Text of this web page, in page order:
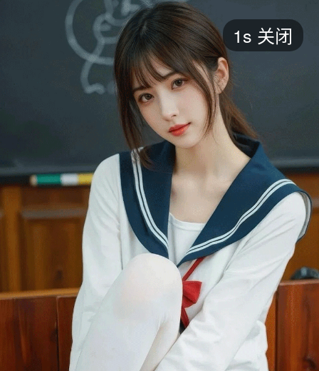
短剧
最热 添加 评分
都市 甜宠 逆袭 玄幻
2025 2024 2023 2022
全部 大陆 香港 台湾 美国 韩国 日本
1s 关闭